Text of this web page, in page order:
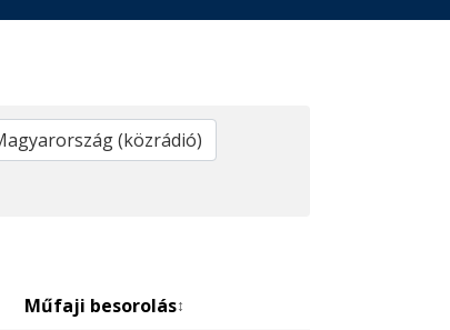
Műfaji besorolás↕